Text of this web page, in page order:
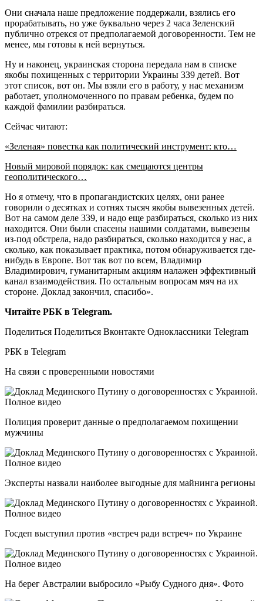
Они сначала наше предложение поддержали, взялись его
прорабатывать, но уже буквально через 2 часа Зеленский
публично отрекся от предполагаемой договоренности. Тем не
менее, мы готовы к ней вернуться.
Ну и наконец, украинская сторона передала нам в списке
якобы похищенных с территории Украины 339 детей. Вот
этот список, вот он. Мы взяли его в работу, у нас механизм
работает, уполномоченного по правам ребенка, будем по
каждой фамилии разбираться.
Сейчас читают:
«Зеленая» повестка как политический инструмент: кто…
Новый мировой порядок: как смещаются центры
геополитического…
Но я отмечу, что в пропагандистских целях, они ранее
говорили о десятках и сотнях тысяч якобы вывезенных детей.
Вот на самом деле 339, и надо еще разбираться, сколько из них
находится. Они были спасены нашими солдатами, вывезены
из-под обстрела, надо разбираться, сколько находится у нас, а
сколько, как показывает практика, потом обнаруживается где-
нибудь в Европе. Вот так вот по всем, Владимир
Владимирович, гуманитарным акциям налажен эффективный
канал взаимодействия. По остальным вопросам мяч на их
стороне. Доклад закончил, спасибо».
Читайте РБК в Telegram.
Поделиться Поделиться Вконтакте Одноклассники Telegram
РБК в Telegram
На связи с проверенными новостями
Полиция проверит данные о предполагаемом похищении
мужчины
Эксперты назвали наиболее выгодные для майнинга регионы
Госдеп выступил против «встреч ради встреч» по Украине
На берег Австралии выбросило «Рыбу Судного дня». Фото